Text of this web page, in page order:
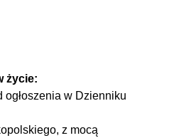
życie:
ogłoszenia w Dzienniku
z mocą